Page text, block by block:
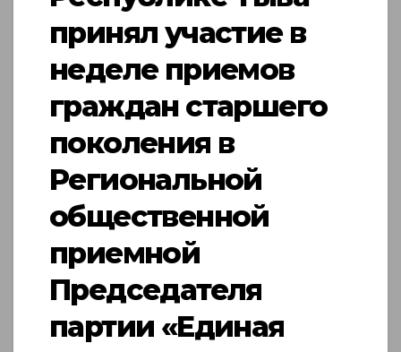
принял участие в
неделе приемов
граждан старшего
поколения в
Региональной
общественной
приемной
Председателя
партии «Единая